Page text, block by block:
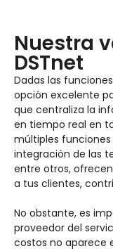
Nuestra
DSTnet
Dadas las
opción excelente
que centraliza la
en tiempo real en
múltiples
integración de las
entre otros,
a tus clientes,
No obstante, es
proveedor del
costos no aparece